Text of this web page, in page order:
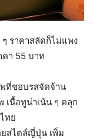
ราคาสลัดก็ไม่แพง
า 55 บาท
ที่ชอบรสจัดจ้าน
นื้อทูน่าเน้น ๆ คลุก
ทย
ยสไตล์ญี่ปุ่น เพิ่ม